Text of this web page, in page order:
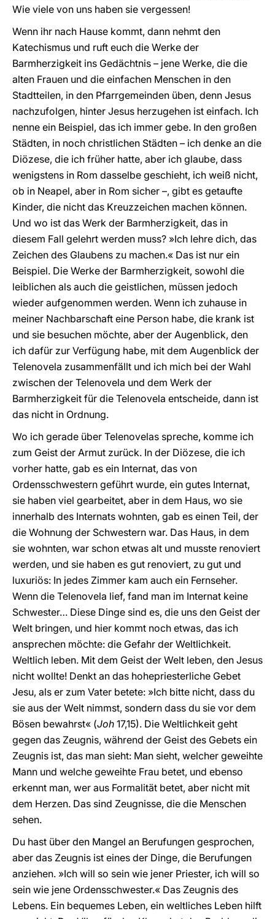
Wie viele von uns haben sie vergessen!
Wenn ihr nach Hause kommt, dann nehmt den
Katechismus und ruft euch die Werke der
Barmherzigkeit ins Gedächtnis – jene Werke, die die
alten Frauen und die einfachen Menschen in den
Stadtteilen, in den Pfarrgemeinden üben, denn Jesus
nachzufolgen, hinter Jesus herzugehen ist einfach. Ich
nenne ein Beispiel, das ich immer gebe. In den großen
Städten, in noch christlichen Städten – ich denke an die
Diözese, die ich früher hatte, aber ich glaube, dass
wenigstens in Rom dasselbe geschieht, ich weiß nicht,
ob in Neapel, aber in Rom sicher –, gibt es getaufte
Kinder, die nicht das Kreuzzeichen machen können.
Und wo ist das Werk der Barmherzigkeit, das in
diesem Fall gelehrt werden muss? »Ich lehre dich, das
Zeichen des Glaubens zu machen.« Das ist nur ein
Beispiel. Die Werke der Barmherzigkeit, sowohl die
leiblichen als auch die geistlichen, müssen jedoch
wieder aufgenommen werden. Wenn ich zuhause in
meiner Nachbarschaft eine Person habe, die krank ist
und sie besuchen möchte, aber der Augenblick, den
ich dafür zur Verfügung habe, mit dem Augenblick der
Telenovela zusammenfällt und ich mich bei der Wahl
zwischen der Telenovela und dem Werk der
Barmherzigkeit für die Telenovela entscheide, dann ist
das nicht in Ordnung.
Wo ich gerade über Telenovelas spreche, komme ich
zum Geist der Armut zurück. In der Diözese, die ich
vorher hatte, gab es ein Internat, das von
Ordensschwestern geführt wurde, ein gutes Internat,
sie haben viel gearbeitet, aber in dem Haus, wo sie
innerhalb des Internats wohnten, gab es einen Teil, der
die Wohnung der Schwestern war. Das Haus, in dem
sie wohnten, war schon etwas alt und musste renoviert
werden, und sie haben es gut renoviert, zu gut und
luxuriös: In jedes Zimmer kam auch ein Fernseher.
Wenn die Telenovela lief, fand man im Internat keine
Schwester… Diese Dinge sind es, die uns den Geist der
Welt bringen, und hier kommt noch etwas, das ich
ansprechen möchte: die Gefahr der Weltlichkeit.
Weltlich leben. Mit dem Geist der Welt leben, den Jesus
nicht wollte! Denkt an das hohepriesterliche Gebet
Jesu, als er zum Vater betete: »Ich bitte nicht, dass du
sie aus der Welt nimmst, sondern dass du sie vor dem
Bösen bewahrst« (Joh 17,15). Die Weltlichkeit geht
gegen das Zeugnis, während der Geist des Gebets ein
Zeugnis ist, das man sieht: Man sieht, welcher geweihte
Mann und welche geweihte Frau betet, und ebenso
erkennt man, wer aus Formalität betet, aber nicht mit
dem Herzen. Das sind Zeugnisse, die die Menschen
sehen.
Du hast über den Mangel an Berufungen gesprochen,
aber das Zeugnis ist eines der Dinge, die Berufungen
anziehen. »Ich will so sein wie jener Priester, ich will so
sein wie jene Ordensschwester.« Das Zeugnis des
Lebens. Ein bequemes Leben, ein weltliches Leben hilft